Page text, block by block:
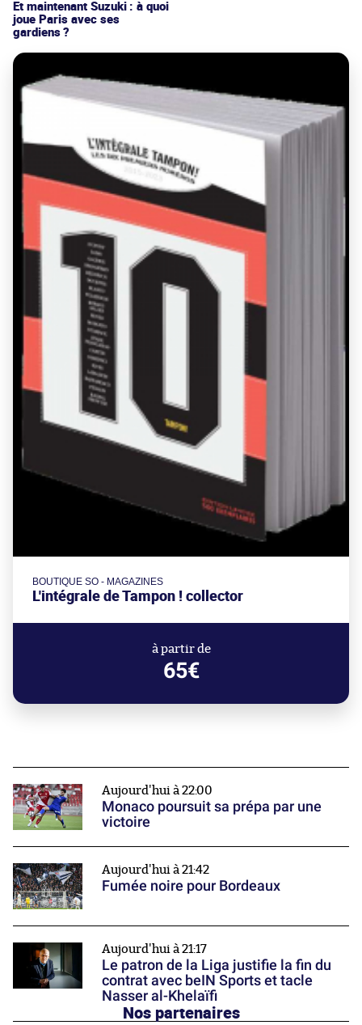
Et maintenant Suzuki : à quoi
joue Paris avec ses
gardiens ?
BOUTIQUE SO - MAGAZINES
L'intégrale de Tampon ! collector
à partir de
65€
Aujourd'hui à 22:00
Monaco poursuit sa prépa par une
victoire
Aujourd'hui à 21:42
Fumée noire pour Bordeaux
Aujourd'hui à 21:17
Le patron de la Liga justifie la fin du
contrat avec beIN Sports et tacle
Nasser al-Khelaïfi
Nos partenaires